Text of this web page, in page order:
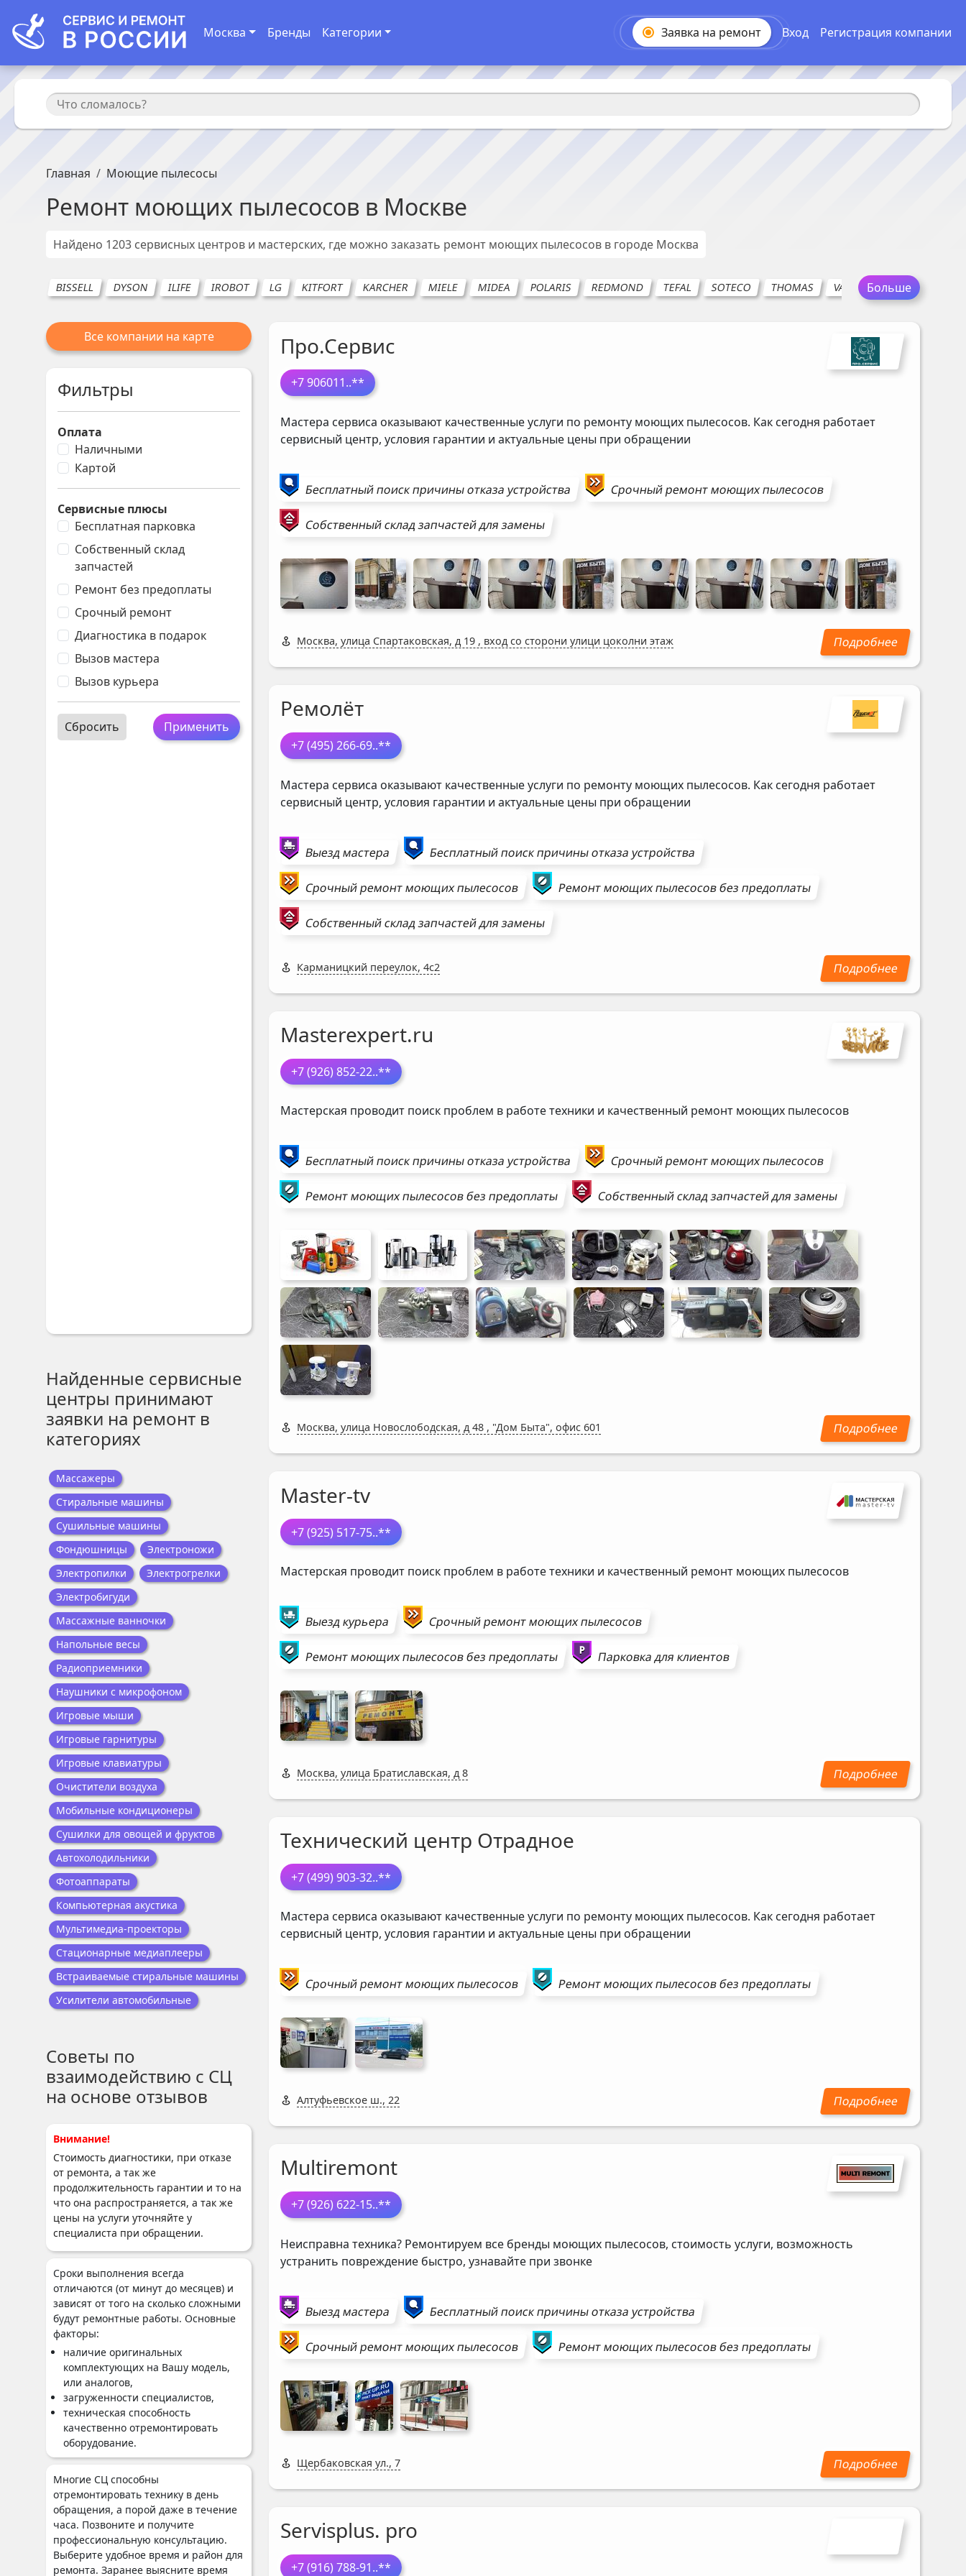
Москва Бренды Категории Заявка на ремонт Вход Регистрация компании
Главная Моющие пылесосы
Ремонт моющих пылесосов в Москве
Найдено 1203 сервисных центров и мастерских, где можно заказать ремонт моющих пылесосов в городе Москва
BISSELL DYSON ILIFE IROBOT LG KITFORT KARCHER MIELE MIDEA POLARIS REDMOND TEFAL SOTECO THOMAS VAX ZELMER
Больше
Все компании на карте
Фильтры
Оплата
Наличными
Картой
Сервисные плюсы
Бесплатная парковка
Собственный склад
запчастей
Ремонт без предоплаты
Срочный ремонт
Диагностика в подарок
Вызов мастера
Вызов курьера
Применить
Сбросить
Найденные сервисные
центры принимают
заявки на ремонт в
категориях
Массажеры
Стиральные машины
Сушильные машины
Фондюшницы
Электроножи
Электропилки
Электрогрелки
Электробигуди
Массажные ванночки
Напольные весы
Радиоприемники
Наушники с микрофоном
Игровые мыши
Игровые гарнитуры
Игровые клавиатуры
Очистители воздуха
Мобильные кондиционеры
Сушилки для овощей и фруктов
Автохолодильники
Фотоаппараты
Компьютерная акустика
Мультимедиа-проекторы
Стационарные медиаплееры
Встраиваемые стиральные машины
Усилители автомобильные
Советы по
взаимодействию с СЦ
на основе отзывов
Внимание!
Стоимость диагностики, при отказе
от ремонта, а так же
продолжительность гарантии и то на
что она распространяется, а так же
цены на услуги уточняйте у
специалиста при обращении.
Сроки выполнения всегда
отличаются (от минут до месяцев) и
зависят от того на сколько сложными
будут ремонтные работы. Основные
факторы:
наличие оригинальных
комплектующих на Вашу модель,
или аналогов,
загруженности специалистов,
техническая способность
качественно отремонтировать
оборудование.
Многие СЦ способны
отремонтировать технику в день
обращения, а порой даже в течение
часа. Позвоните и получите
профессиональную консультацию.
Выберите удобное время и район для
ремонта. Заранее выясните время
Про.Сервис
+7 906011..**
Мастера сервиса оказывают качественные услуги по ремонту моющих пылесосов. Как сегодня работает
сервисный центр, условия гарантии и актуальные цены при обращении
Бесплатный поиск причины отказа устройства Срочный ремонтмоющих пылесосов
Собственный склад запчастей для замены
Москва, улица Спартаковская, д 19 , вход со сторони улици цоколни этаж
Ремолёт
+7 (495) 266-69..**
Мастера сервиса оказывают качественные услуги по ремонту моющих пылесосов. Как сегодня работает
сервисный центр, условия гарантии и актуальные цены при обращении
Выезд мастера Бесплатный поиск причины отказа устройства
Срочный ремонтмоющих пылесосов Ремонтмоющих пылесосовбез предоплаты
Собственный склад запчастей для замены
Карманицкий переулок, 4с2
Masterexpert.ru
+7 (926) 852-22..**
Мастерская проводит поиск проблем в работе техники и качественный ремонт моющих пылесосов
Бесплатный поиск причины отказа устройства Срочный ремонтмоющих пылесосов
Ремонтмоющих пылесосовбез предоплаты Собственный склад запчастей для замены
Москва, улица Новослободская, д 48 , "Дом Быта", офис 601
Master-tv
+7 (925) 517-75..**
Мастерская проводит поиск проблем в работе техники и качественный ремонт моющих пылесосов
Выезд курьера Срочный ремонтмоющих пылесосов
Ремонтмоющих пылесосовбез предоплаты Парковка для клиентов
Москва, улица Братиславская, д 8
Технический центр Отрадное
+7 (499) 903-32..**
Мастера сервиса оказывают качественные услуги по ремонту моющих пылесосов. Как сегодня работает
сервисный центр, условия гарантии и актуальные цены при обращении
Срочный ремонтмоющих пылесосов Ремонтмоющих пылесосовбез предоплаты
Алтуфьевское ш., 22
Multiremont
+7 (926) 622-15..**
Неисправна техника? Ремонтируем все бренды моющих пылесосов, стоимость услуги, возможность
устранить повреждение быстро, узнавайте при звонке
Выезд мастера Бесплатный поиск причины отказа устройства
Срочный ремонтмоющих пылесосов Ремонтмоющих пылесосовбез предоплаты
Щербаковская ул., 7
Servisplus. pro
+7 (916) 788-91..**